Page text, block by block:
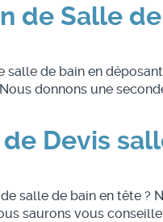
de Salle
salle de bain en
donnons une
Devis
salle de bain en tête
saurons vous